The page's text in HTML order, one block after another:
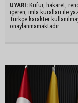
UYARI: Küfür, hakaret,
içeren, imla kuralları ile
Türkçe karakter
onaylanmamaktadır.